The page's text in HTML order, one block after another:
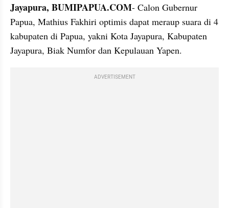
Jayapura, BUMIPAPUA.COM- Calon Gubernur
Papua, Mathius Fakhiri optimis dapat meraup suara di 4
kabupaten di Papua, yakni Kota Jayapura, Kabupaten
Jayapura, Biak Numfor dan Kepulauan Yapen.
ADVERTISEMENT